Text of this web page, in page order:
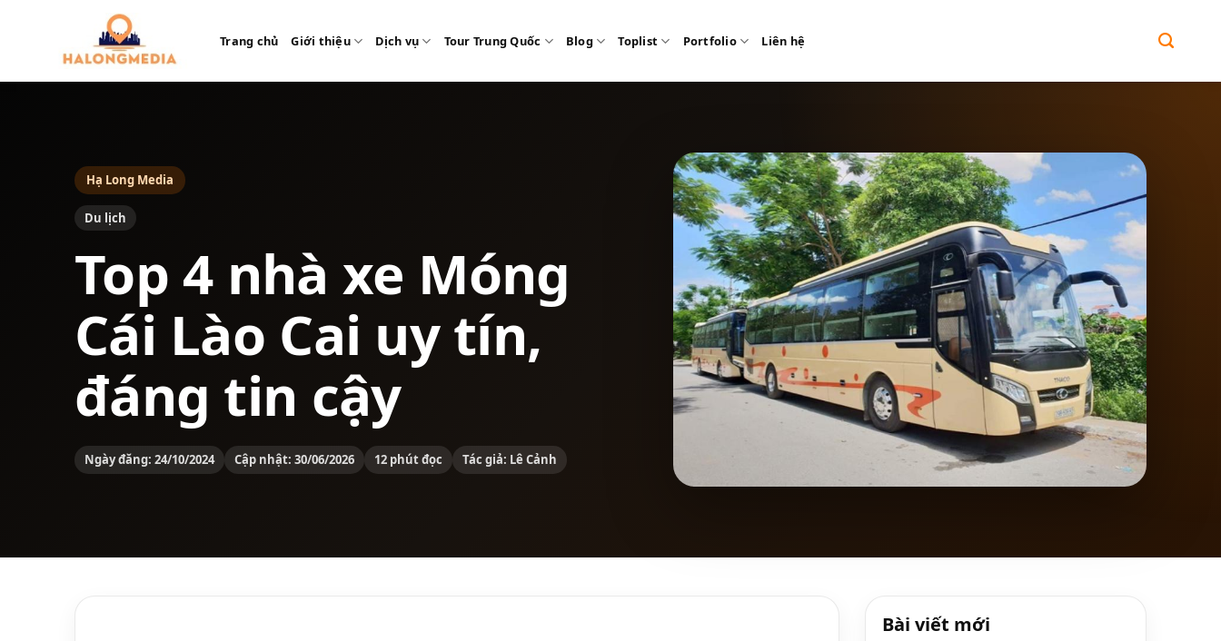
dung
Trang chủ Giới thiệu Dịch vụ Tour Trung Quốc Blog Toplist Portfolio Liên hệ
Hạ Long Media
Du lịch
Top 4 nhà xe Móng
Cái Lào Cai uy tín,
đáng tin cậy
Ngày đăng: 24/10/2024 Cập nhật: 30/06/2026 12 phút đọc Tác giả: Lê Cảnh
Bài viết mới